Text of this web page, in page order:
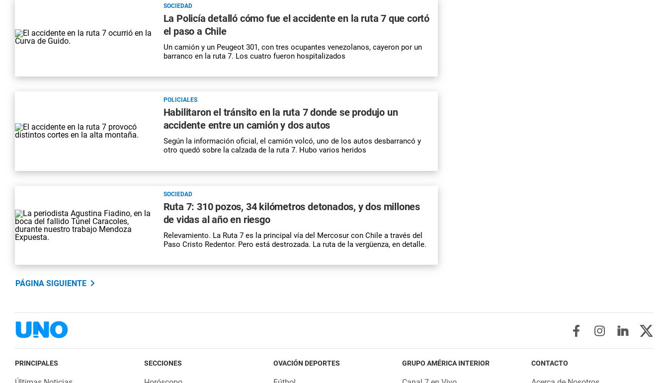
SOCIEDAD
La Policía detalló cómo fue el accidente en la ruta 7 que cortó
el paso a Chile
Un camión y un Peugeot 301, con tres ocupantes venezolanos, cayeron por un
barranco en la ruta 7. Los cuatro fueron hospitalizados
POLICIALES
Habilitaron el tránsito en la ruta 7 donde se produjo un
accidente entre un camión y dos autos
Según la información oficial, el camión volcó, uno de los autos desbarrancó y
otro quedó sobre la calzada de la ruta 7. Hubo varios heridos
SOCIEDAD
Ruta 7: 310 pozos, 34 kilómetros detonados, y dos millones
de vidas al año en riesgo
Relevamiento. La Ruta 7 es la principal vía del Mercosur con Chile a través del
Paso Cristo Redentor. Pero está destrozada. La ruta de la vergüenza, en detalle.
PÁGINA SIGUIENTE
PRINCIPALES SECCIONES OVACIÓN DEPORTES GRUPO AMÉRICA INTERIOR CONTACTO